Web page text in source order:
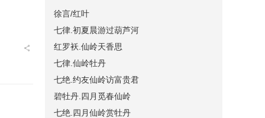
徐言/红叶
七律.初夏晨游过葫芦河
红罗袄.仙岭天香思
七律.仙岭牡丹
七绝.约友仙岭访富贵君
碧牡丹.四月觅春仙岭
七绝.四月仙岭赏牡丹